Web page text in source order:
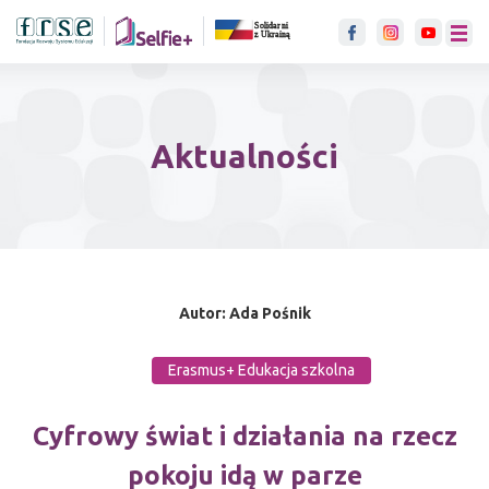
link otwiera się w nowje
menu
Aktualności
Autor: Ada Pośnik
Erasmus+ Edukacja szkolna
Cyfrowy świat i działania na rzecz
pokoju idą w parze